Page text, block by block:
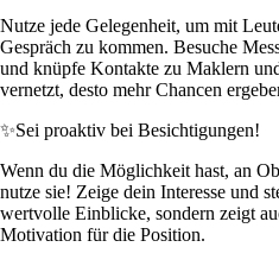
Nutze jede Gelegenheit, um mit
Gespräch zu kommen. Besuche
und knüpfe Kontakte zu Maklern
vernetzt, desto mehr Chancen
✨Sei proaktiv bei Besichtigungen!
Wenn du die Möglichkeit hast, an
nutze sie! Zeige dein Interesse und
wertvolle Einblicke, sondern zeigt
Motivation für die Position.